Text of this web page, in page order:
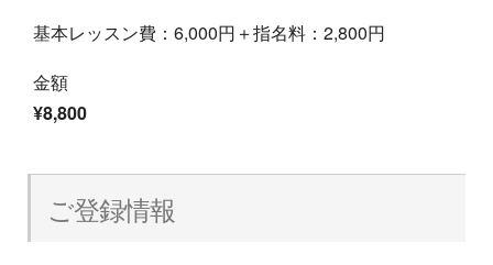
基本レッスン費：6,000円＋指名料：2,800円
金額
¥8,800
ご登録情報